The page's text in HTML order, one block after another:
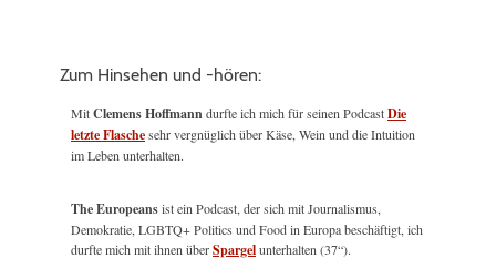
Zum Hinsehen und -hören:
MitClemens Hoffmanndurfte ich mich für seinen PodcastDie
letzte Flaschesehr vergnüglich über Käse, Wein und die Intuition
im Leben unterhalten.
The Europeansist ein Podcast, der sich mit Journalismus,
Demokratie, LGBTQ+ Politics und Food in Europa beschäftigt, ich
durfte mich mit ihnen überSpargelunterhalten (37“).